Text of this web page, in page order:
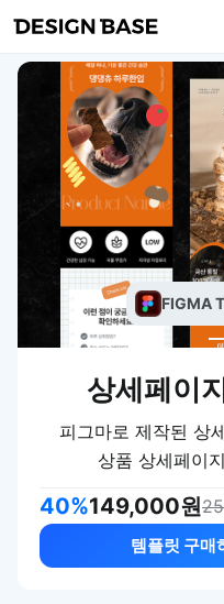
FIGMA
상세페이
피그마로 제작된 상
상품 상세페이
40%149,000원
템플릿 구매